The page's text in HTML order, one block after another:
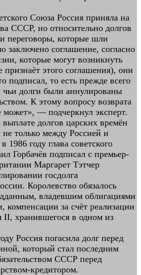
Союза Россия приняла на
СССР, но относительно долгов
переговоры, которые шли
заключено соглашение, согласно
которые могут возникнуть
этого соглашения), они
подписал, то есть прежде всего
долги были аннулированы
К этому вопросу возврата
— подчеркнул эксперт.
долгов царских времён
не только между Россией и
году глава советского
Горбачёв подписал с премьер-
Маргарет Тэтчер
госдолга
Королевство обязалось
владевшим облигациями
компенсации за счёт реализации
II, хранившегося в одном из
Россия погасила долг перед
который стал последним
СССР перед
кредитором.